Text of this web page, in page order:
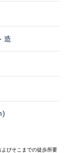
造
びそこまでの徒歩所要